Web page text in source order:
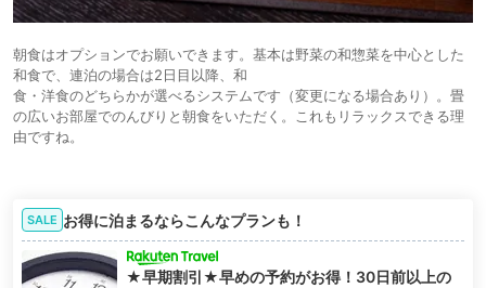
朝食はオプションでお願いできます。基本は野菜の和惣菜を中心とした
和食で、連泊の場合は2日目以降、和
食・洋食のどちらかが選べるシステムです（変更になる場合あり）。畳
の広いお部屋でのんびりと朝食をいただく。これもリラックスできる理
由ですね。
SALE お得に泊まるならこんなプランも！
★早期割引★早めの予約がお得！30日前以上の